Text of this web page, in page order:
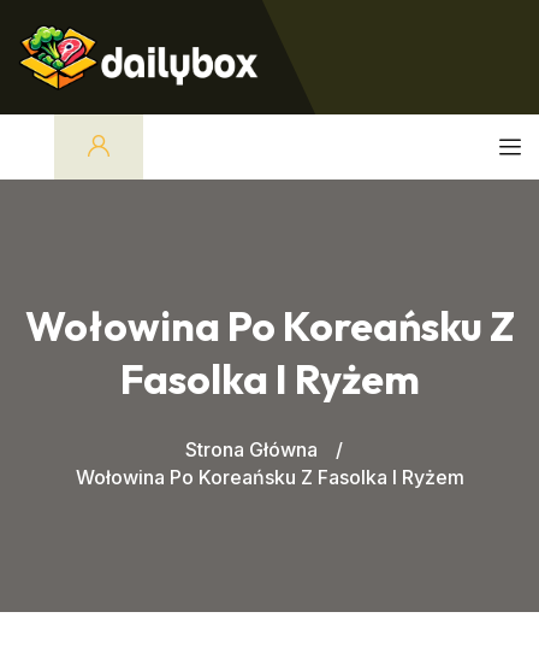
Wołowina Po Koreańsku Z
Fasolka I Ryżem
Strona Główna
Wołowina Po Koreańsku Z Fasolka I Ryżem